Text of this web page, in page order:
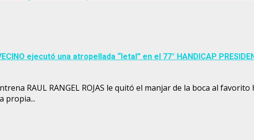
ejecutó una atropellada “letal” en el 77° HANDICAP
RAUL RANGEL ROJAS le quitó el manjar de la boca al favorito
propia...